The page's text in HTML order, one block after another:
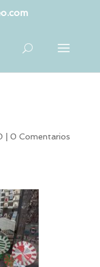
0 Comentarios